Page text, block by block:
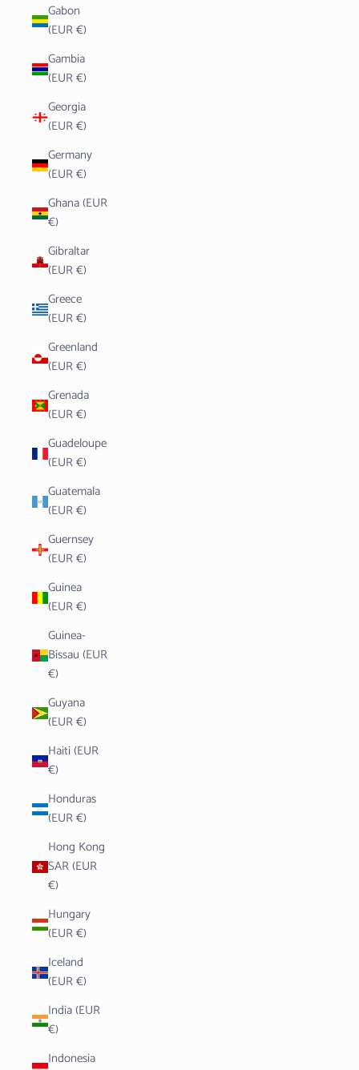
Gabon
(EUR €)
Gambia
(EUR €)
Georgia
(EUR €)
Germany
(EUR €)
Ghana (EUR
€)
Gibraltar
(EUR €)
Greece
(EUR €)
Greenland
(EUR €)
Grenada
(EUR €)
Guadeloupe
(EUR €)
Guatemala
(EUR €)
Guernsey
(EUR €)
Guinea
(EUR €)
Guinea-
Bissau (EUR
€)
Guyana
(EUR €)
Haiti (EUR
€)
Honduras
(EUR €)
Hong Kong
SAR (EUR
€)
Hungary
(EUR €)
Iceland
(EUR €)
India (EUR
€)
Indonesia